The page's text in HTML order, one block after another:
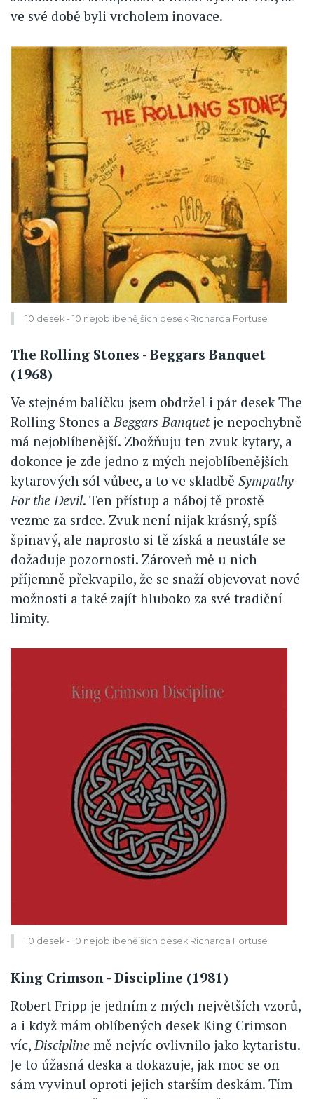
ve své době byli vrcholem inovace.
10 desek - 10 nejoblíbenějších desek Richarda Fortuse
The Rolling Stones - Beggars Banquet
(1968)
Ve stejném balíčku jsem obdržel i pár desek The
Rolling Stones aBeggars Banquetje nepochybně
má nejoblíbenější. Zbožňuju ten zvuk kytary, a
dokonce je zde jedno z mých nejoblíbenějších
kytarových sól vůbec, a to ve skladbě Sympathy
For the Devil. Ten přístup a náboj tě prostě
vezme za srdce. Zvuk není nijak krásný, spíš
špinavý, ale naprosto si tě získá a neustále se
dožaduje pozornosti. Zároveň mě u nich
příjemně překvapilo, že se snaží objevovat nové
možnosti a také zajít hluboko za své tradiční
limity.
10 desek - 10 nejoblíbenějších desek Richarda Fortuse
King Crimson - Discipline (1981)
Robert Fripp je jedním z mých největších vzorů,
a i když mám oblíbených desek King Crimson
víc, Discipline mě nejvíc ovlivnilo jako kytaristu.
Je to úžasná deska a dokazuje, jak moc se on
sám vyvinul oproti jejich starším deskám. Tím